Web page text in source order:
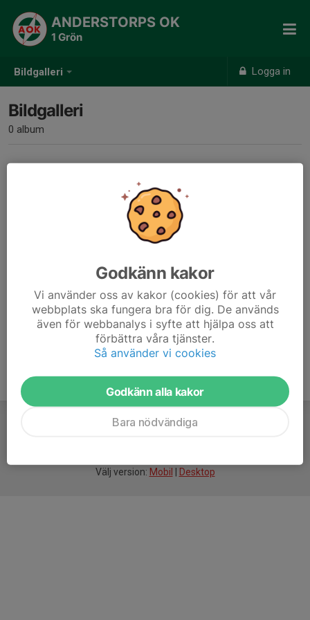
Bildgalleri Logga in
ANDERSTORPS OK
1 Grön
Bildgalleri
0 album
Inga album skapade
Välj version: Mobil Desktop
Godkänn kakor
Vi använder oss av kakor (cookies) för att vår
webbplats ska fungera bra för dig. De används
även för webbanalys i syfte att hjälpa oss att
förbättra våra tjänster.
Så använder vi cookies
Godkänn alla kakor
Bara nödvändiga